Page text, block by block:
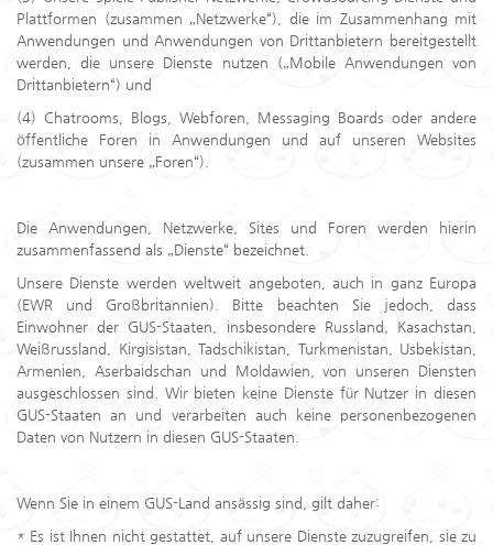
Plattformen (zusammen „Netzwerke“), die im Zusammenhang mit
Anwendungen und Anwendungen von Drittanbietern bereitgestellt
werden, die unsere Dienste nutzen („Mobile Anwendungen von
Drittanbietern“) und
(4) Chatrooms, Blogs, Webforen, Messaging Boards oder andere
öffentliche Foren in Anwendungen und auf unseren Websites
(zusammen unsere „Foren“).
Die Anwendungen, Netzwerke, Sites und Foren werden hierin
zusammenfassend als „Dienste“ bezeichnet.
Unsere Dienste werden weltweit angeboten, auch in ganz Europa
(EWR und Großbritannien). Bitte beachten Sie jedoch, dass
Einwohner der GUS-Staaten, insbesondere Russland, Kasachstan,
Weißrussland, Kirgisistan, Tadschikistan, Turkmenistan, Usbekistan,
Armenien, Aserbaidschan und Moldawien, von unseren Diensten
ausgeschlossen sind. Wir bieten keine Dienste für Nutzer in diesen
GUS-Staaten an und verarbeiten auch keine personenbezogenen
Daten von Nutzern in diesen GUS-Staaten.
Wenn Sie in einem GUS-Land ansässig sind, gilt daher:
* Es ist Ihnen nicht gestattet, auf unsere Dienste zuzugreifen, sie zu